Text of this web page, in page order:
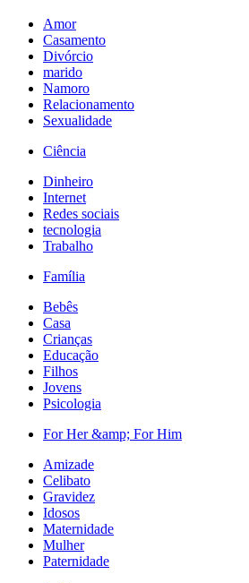
Amor
Casamento
Divórcio
marido
Namoro
Relacionamento
Sexualidade
Ciência
Dinheiro
Internet
Redes sociais
tecnologia
Trabalho
Família
Bebês
Casa
Crianças
Educação
Filhos
Jovens
Psicologia
For Her &amp; For Him
Amizade
Celibato
Gravidez
Idosos
Maternidade
Mulher
Paternidade